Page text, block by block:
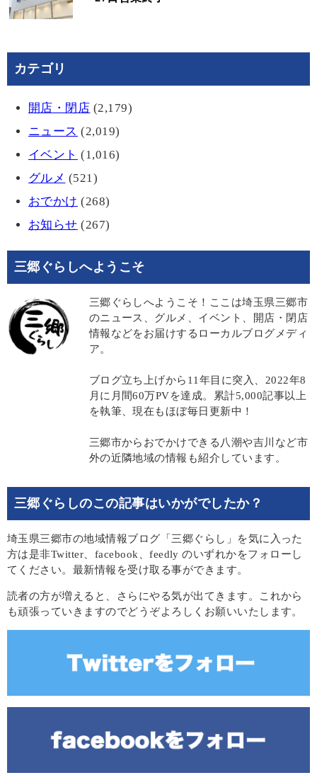
カテゴリ
開店・閉店 (2,179)
ニュース (2,019)
イベント (1,016)
グルメ (521)
おでかけ (268)
お知らせ (267)
三郷ぐらしへようこそ
三郷ぐらしへようこそ！ここは埼玉県三郷市
のニュース、グルメ、イベント、開店・閉店
情報などをお届けするローカルブログメディ
ア。
ブログ立ち上げから11年目に突入、2022年8
月に月間60万PVを達成。累計5,000記事以上
を執筆、現在もほぼ毎日更新中！
三郷市からおでかけできる八潮や吉川など市
外の近隣地域の情報も紹介しています。
三郷ぐらしのこの記事はいかがでしたか？
埼玉県三郷市の地域情報ブログ「三郷ぐらし」を気に入った
方は是非Twitter、facebook、feedly のいずれかをフォローし
てください。最新情報を受け取る事ができます。
読者の方が増えると、さらにやる気が出てきます。これから
も頑張っていきますのでどうぞよろしくお願いいたします。